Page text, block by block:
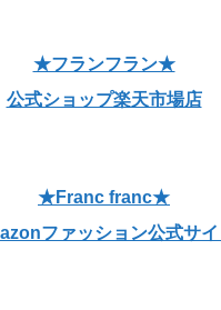
★フランフラン★
公式ショップ楽天市場店
★Franc franc★
ファッション公式サイ